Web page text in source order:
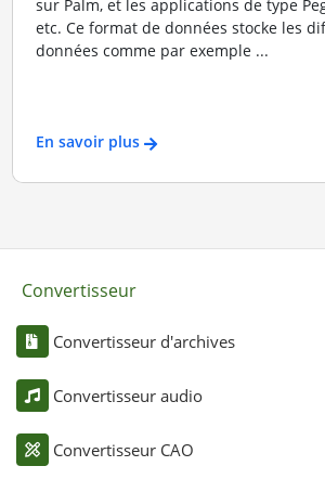
sur Palm, et les applications de type
etc. Ce format de données stocke les
données comme par exemple ...
En savoir plus
Convertisseur
Convertisseur d'archives
Convertisseur audio
Convertisseur CAO